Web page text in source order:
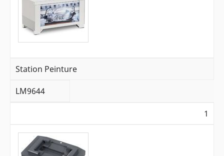
Station Peinture
LM9644
1